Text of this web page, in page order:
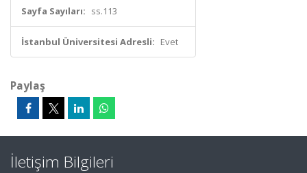
Sayfa Sayıları: ss.113
İstanbul Üniversitesi Adresli: Evet
Paylaş
İletişim Bilgileri